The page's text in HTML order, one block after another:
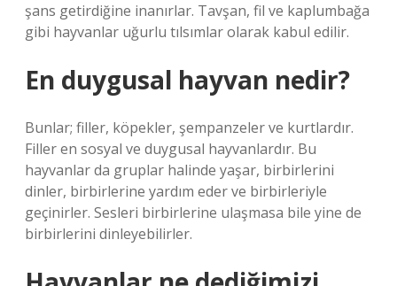
şans getirdiğine inanırlar. Tavşan, fil ve kaplumbağa
gibi hayvanlar uğurlu tılsımlar olarak kabul edilir.
En duygusal hayvan nedir?
Bunlar; filler, köpekler, şempanzeler ve kurtlardır.
Filler en sosyal ve duygusal hayvanlardır. Bu
hayvanlar da gruplar halinde yaşar, birbirlerini
dinler, birbirlerine yardım eder ve birbirleriyle
geçinirler. Sesleri birbirlerine ulaşmasa bile yine de
birbirlerini dinleyebilirler.